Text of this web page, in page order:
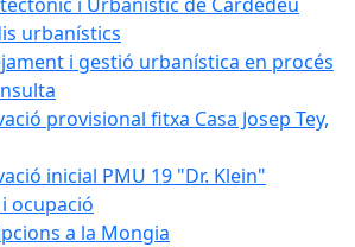
urbanístics
i gestió urbanística en procés
provisional fitxa Casa Josep Tey,
inicial PMU 19 "Dr. Klein"
ocupació
a la Mongia